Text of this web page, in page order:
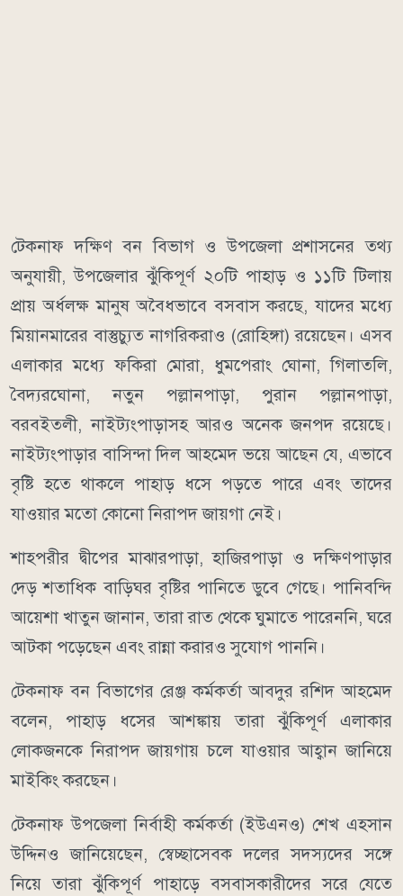
টেকনাফ দক্ষিণ বন বিভাগ ও উপজেলা প্রশাসনের তথ্য
অনুযায়ী, উপজেলার ঝুঁকিপূর্ণ ২০টি পাহাড় ও ১১টি টিলায়
প্রায় অর্ধলক্ষ মানুষ অবৈধভাবে বসবাস করছে, যাদের মধ্যে
মিয়ানমারের বাস্তুচ্যুত নাগরিকরাও (রোহিঙ্গা) রয়েছেন। এসব
এলাকার মধ্যে ফকিরা মোরা, ধুমপেরাং ঘোনা, গিলাতলি,
বৈদ্যরঘোনা, নতুন পল্লানপাড়া, পুরান পল্লানপাড়া,
বরবইতলী, নাইট্যংপাড়াসহ আরও অনেক জনপদ রয়েছে।
নাইট্যংপাড়ার বাসিন্দা দিল আহমেদ ভয়ে আছেন যে, এভাবে
বৃষ্টি হতে থাকলে পাহাড় ধসে পড়তে পারে এবং তাদের
যাওয়ার মতো কোনো নিরাপদ জায়গা নেই।
শাহপরীর দ্বীপের মাঝারপাড়া, হাজিরপাড়া ও দক্ষিণপাড়ার
দেড় শতাধিক বাড়িঘর বৃষ্টির পানিতে ডুবে গেছে। পানিবন্দি
আয়েশা খাতুন জানান, তারা রাত থেকে ঘুমাতে পারেননি, ঘরে
আটকা পড়েছেন এবং রান্না করারও সুযোগ পাননি।
টেকনাফ বন বিভাগের রেঞ্জ কর্মকর্তা আবদুর রশিদ আহমেদ
বলেন, পাহাড় ধসের আশঙ্কায় তারা ঝুঁকিপূর্ণ এলাকার
লোকজনকে নিরাপদ জায়গায় চলে যাওয়ার আহ্বান জানিয়ে
মাইকিং করছেন।
টেকনাফ উপজেলা নির্বাহী কর্মকর্তা (ইউএনও) শেখ এহসান
উদ্দিনও জানিয়েছেন, স্বেচ্ছাসেবক দলের সদস্যদের সঙ্গে
নিয়ে তারা ঝুঁকিপূর্ণ পাহাড়ে বসবাসকারীদের সরে যেতে